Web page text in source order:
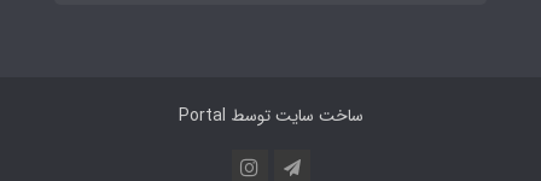
ساخت سایت توسط Portal